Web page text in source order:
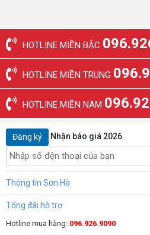
HOTLINE MIỀN BẮC
HOTLINE MIỀN TRUNG
HOTLINE MIỀN NAM
Đăng ký Nhận báo giá 2026
Thông tin Sơn Hà
Tổng đài hỗ trợ
Hotline mua hàng: 096.926.9090